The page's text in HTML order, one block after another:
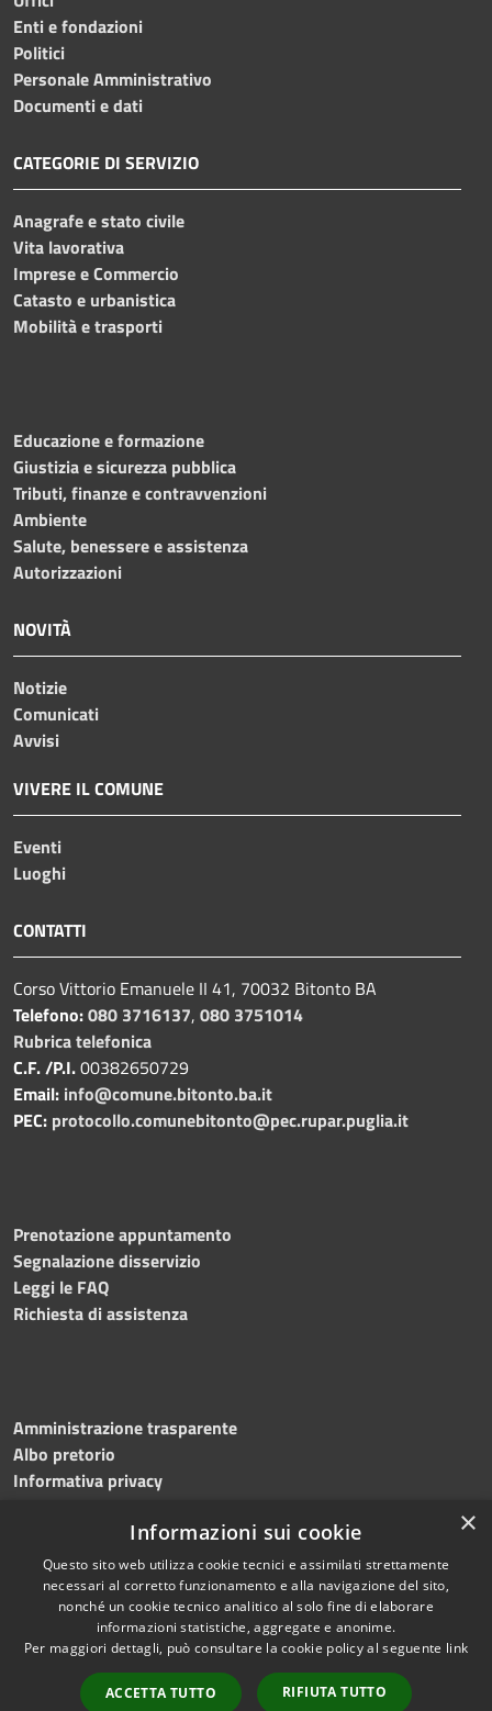
Enti e fondazioni
Politici
Personale Amministrativo
Documenti e dati
CATEGORIE DI SERVIZIO
Anagrafe e stato civile
Vita lavorativa
Imprese e Commercio
Catasto e urbanistica
Mobilità e trasporti
Educazione e formazione
Giustizia e sicurezza pubblica
Tributi, finanze e contravvenzioni
Ambiente
Salute, benessere e assistenza
Autorizzazioni
NOVITÀ
Notizie
Comunicati
Avvisi
VIVERE IL COMUNE
Eventi
Luoghi
CONTATTI
Corso Vittorio Emanuele II 41, 70032 Bitonto BA
Telefono:080 3716137, 080 3751014
Rubrica telefonica
C.F. /P.I.00382650729
Email: info@comune.bitonto.ba.it
PEC: protocollo.comunebitonto@pec.rupar.puglia.it
Prenotazione appuntamento
Segnalazione disservizio
Leggi le FAQ
Richiesta di assistenza
Amministrazione trasparente
Albo pretorio
Informativa privacy
Dichiarazione di accessibilità Meccanismo di feedback
RSS
Accessibilità
Copyright © 2026 • Comune di
Bitonto • Powered by
Municipium•
Accesso
×
Informazioni sui cookie
Questo sito web utilizza cookie tecnici e assimilati strettamente
necessari al corretto funzionamento e alla navigazione del sito,
nonché un cookie tecnico analitico al solo fine di elaborare
informazioni statistiche, aggregate e anonime.
Per maggiori dettagli, può consultare la cookie policy al seguente link
ACCETTA TUTTO RIFIUTA TUTTO